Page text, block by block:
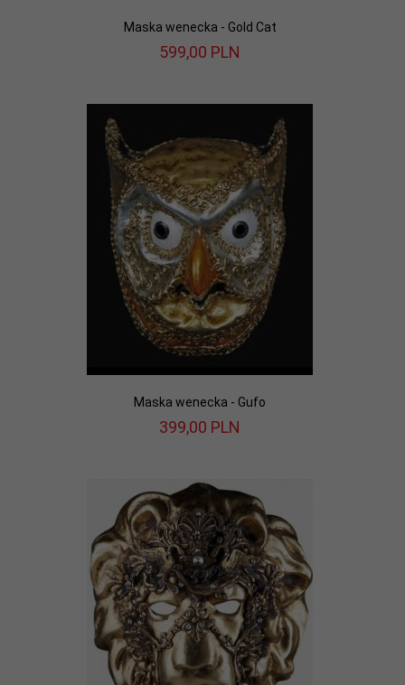
Maska wenecka - Gold Cat
599,00 PLN
Maska wenecka - Gufo
399,00 PLN